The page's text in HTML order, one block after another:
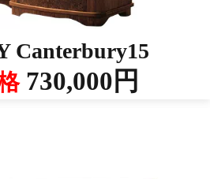
Canterbury15
730,000円